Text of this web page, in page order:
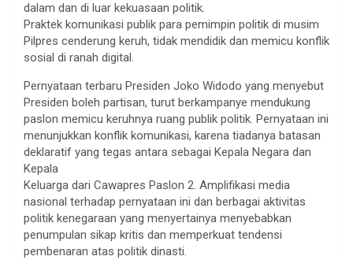
dalam dan di luar kekuasaan politik.
Praktek komunikasi publik para pemimpin politik di musim
Pilpres cenderung keruh, tidak mendidik dan memicu konflik
sosial di ranah digital.
Pernyataan terbaru Presiden Joko Widodo yang menyebut
Presiden boleh partisan, turut berkampanye mendukung
paslon memicu keruhnya ruang publik politik. Pernyataan ini
menunjukkan konflik komunikasi, karena tiadanya batasan
deklaratif yang tegas antara sebagai Kepala Negara dan
Kepala
Keluarga dari Cawapres Paslon 2. Amplifikasi media
nasional terhadap pernyataan ini dan berbagai aktivitas
politik kenegaraan yang menyertainya menyebabkan
penumpulan sikap kritis dan memperkuat tendensi
pembenaran atas politik dinasti.